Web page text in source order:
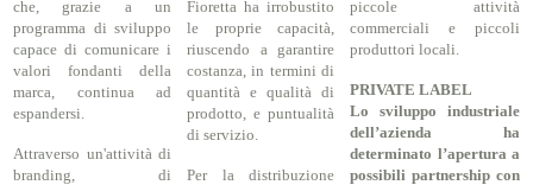
che, grazie a un
programma di sviluppo
capace di comunicare i
valori fondanti della
marca, continua ad
espandersi.
Attraverso un'attività di
branding, di
Fioretta ha irrobustito
le proprie capacità,
riuscendo a garantire
costanza, in termini di
quantità e qualità di
prodotto, e puntualità
di servizio.
Per la distribuzione
piccole attività
commerciali e piccoli
produttori locali.
PRIVATE LABEL
Lo sviluppo industriale
dell’azienda ha
determinato l’apertura a
possibili partnership con